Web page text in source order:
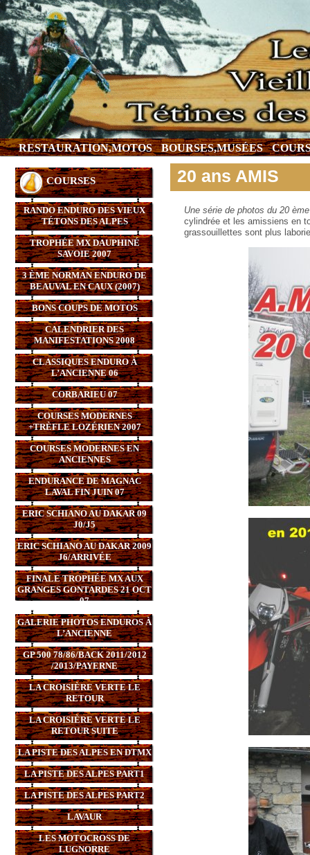
RESTAURATION,MOTOS BOURSES,MUSÉES
COURSES
RANDO ENDURO DES VIEUX
TÉTONS DES ALPES
TROPHÉE MX DAUPHINÉ
SAVOIE 2007
3 ÈME NORMAN ENDURO DE
BEAUVAL EN CAUX (2007)
BONS COUPS DE MOTOS
CALENDRIER DES
MANIFESTATIONS 2008
CLASSIQUES ENDURO À
L’ANCIENNE 06
CORBARIEU 07
COURSES MODERNES
+TRÈFLE LOZÉRIEN 2007
COURSES MODERNES EN
ANCIENNES
ENDURANCE DE MAGNAC
LAVAL FIN JUIN 07
ERIC SCHIANO AU DAKAR 09
J0/J5
ERIC SCHIANO AU DAKAR 2009
J6/ARRIVÉE
FINALE TROPHÉE MX AUX
GRANGES GONTARDES 21 OCT
07
GALERIE PHOTOS ENDUROS À
L’ANCIENNE
GP 500 78/86/BACK 2011/2012
/2013/PAYERNE
LA CROISIÈRE VERTE LE
RETOUR
LA CROISIÈRE VERTE LE
RETOUR SUITE
LA PISTE DES ALPES EN DTMX
LA PISTE DES ALPES PART1
LA PISTE DES ALPES PART2
LAVAUR
LES MOTOCROSS DE
LUGNORRE
20 ans AMIS
Une série de photos du 20
cylindrée et les amissiens en
grassouillettes sont plus